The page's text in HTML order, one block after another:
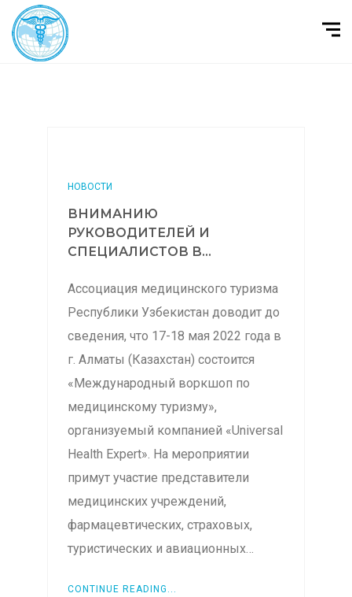
НОВОСТИ
ВНИМАНИЮ
РУКОВОДИТЕЛЕЙ И
СПЕЦИАЛИСТОВ В...
Ассоциация медицинского туризма
Республики Узбекистан доводит до
сведения, что 17-18 мая 2022 года в
г. Алматы (Казахстан) состоится
«Международный воркшоп по
медицинскому туризму»,
организуемый компанией «Universal
Health Expert». На мероприятии
примут участие представители
медицинских учреждений,
фармацевтических, страховых,
туристических и авиационных…
CONTINUE READING...